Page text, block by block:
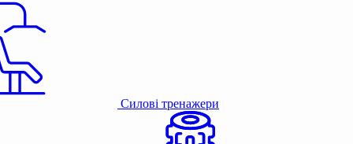
Силові тренажери